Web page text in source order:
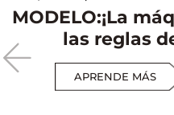
MODELO:¡La
las reglas
APRENDE MÁS